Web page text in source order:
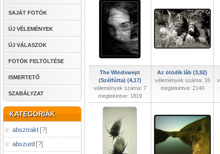
SAJÁT FOTÓK
ÚJ VÉLEMÉNYEK
ÚJ VÁLASZOK
FOTÓK FELTÖLTÉSE
ISMERTETŐ
SZABÁLYZAT
KATEGÓRIÁK
absztrakt [?]
abszurd [?]
The Windswept
(Szélfútta) (4,17)
vélemények száma: 7
megtekintve: 1819
Az ötödik láb (3,92)
vélemények száma: 16
megtekintve: 2140